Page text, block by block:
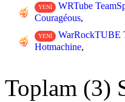
YENİ WRTube
Couragéous,
YENİ
WarRockTUBE
Hotmachine,
Toplam (3)